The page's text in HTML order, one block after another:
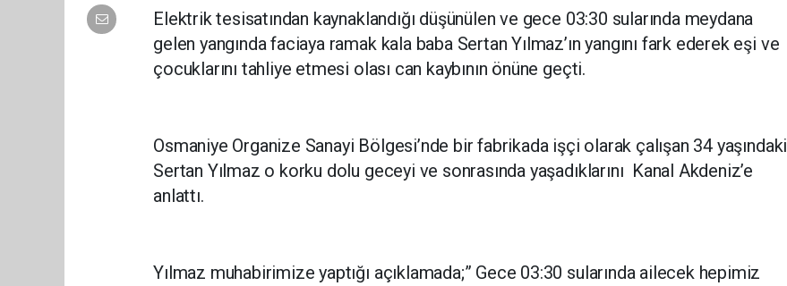
Elektrik tesisatından kaynaklandığı düşünülen ve gece 03:30 sularında meydana
gelen yangında faciaya ramak kala baba Sertan Yılmaz’ın yangını fark ederek eşi ve
çocuklarını tahliye etmesi olası can kaybının önüne geçti.
Osmaniye Organize Sanayi Bölgesi’nde bir fabrikada işçi olarak çalışan 34 yaşındaki
Sertan Yılmaz o korku dolu geceyi ve sonrasında yaşadıklarını Kanal Akdeniz’e
anlattı.
Yılmaz muhabirimize yaptığı açıklamada;” Gece 03:30 sularında ailecek hepimiz